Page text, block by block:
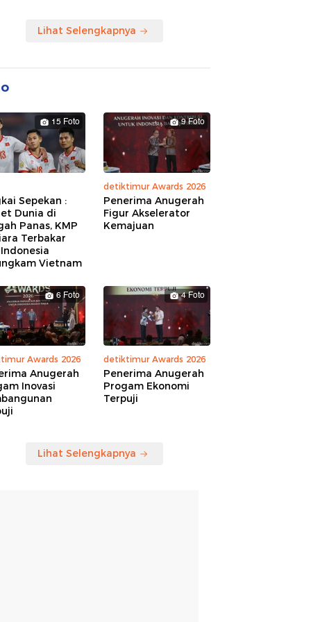
Lihat Selengkapnya
15 Foto
Sepekan :
Dunia di
Panas, KMP
Terbakar
Vietnam
9 Foto
detiktimur Awards 2026
Penerima Anugerah
Figur Akselerator
Kemajuan
6 Foto
Awards 2026
Anugerah
Inovasi
4 Foto
detiktimur Awards 2026
Penerima Anugerah
Progam Ekonomi
Terpuji
Lihat Selengkapnya